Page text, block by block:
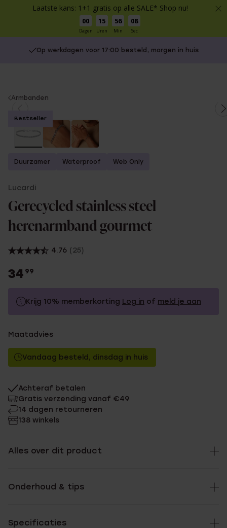
Laatste kans: 1+1 gratis op alle SALE* Shop nu!
00
Dagen
15
Uren
56
Min
08
Sec
Op werkdagen voor 17:00 besteld, morgen in huis
You
here:
Armbanden
Bestseller
Duurzamer Waterproof Web Only
Lucardi
Gerecycled stainless steel
herenarmband gourmet
4.76 (25)
34 99
Krijg 10% memberkorting Log in of meld je aan
Zonder memberkorting
Maatadvies
Vandaag besteld, dinsdag in huis
Achteraf betalen
Gratis verzending vanaf €49
14 dagen retourneren
138 winkels
Alles over dit product
Onderhoud & tips
Specificaties